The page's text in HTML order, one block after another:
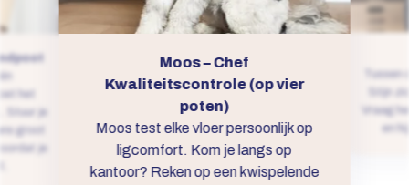
het
Stuur je
groot
je
Moos – Chef
Kwaliteitscontrole (op vier
poten)
Moos test elke vloer persoonlijk op
ligcomfort. Kom je langs op
kantoor? Reken op een kwispelende
Stijn
Vraag
en